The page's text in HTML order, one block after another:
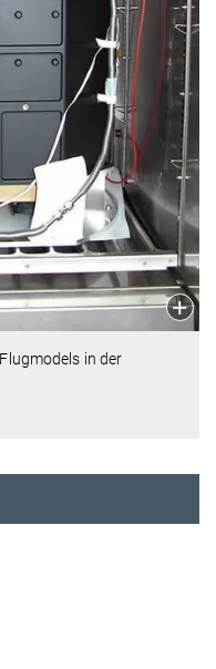
in der